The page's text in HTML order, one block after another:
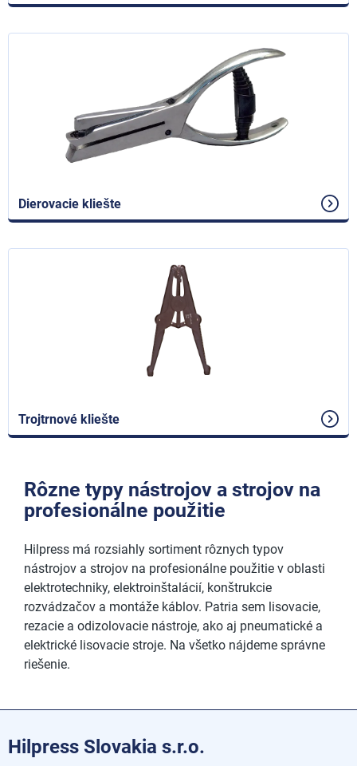
Dierovacie kliešte
Trojtrnové kliešte
Rôzne typy nástrojov a strojov na
profesionálne použitie
Hilpress má rozsiahly sortiment rôznych typov
nástrojov a strojov na profesionálne použitie v oblasti
elektrotechniky, elektroinštalácií, konštrukcie
rozvádzačov a montáže káblov. Patria sem lisovacie,
rezacie a odizolovacie nástroje, ako aj pneumatické a
elektrické lisovacie stroje. Na všetko nájdeme správne
riešenie.
Hilpress Slovakia s.r.o.